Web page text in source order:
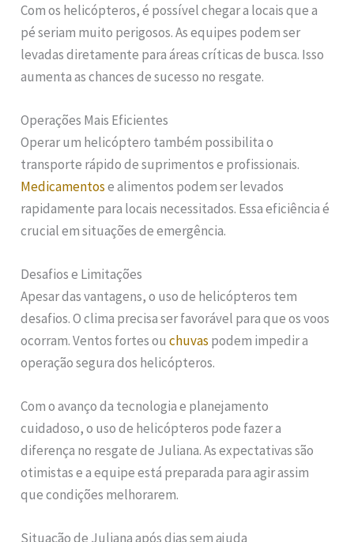
Com os helicópteros, é possível chegar a locais que a
pé seriam muito perigosos. As equipes podem ser
levadas diretamente para áreas críticas de busca. Isso
aumenta as chances de sucesso no resgate.
Operações Mais Eficientes
Operar um helicóptero também possibilita o
transporte rápido de suprimentos e profissionais.
Medicamentose alimentos podem ser levados
rapidamente para locais necessitados. Essa eficiência é
crucial em situações de emergência.
Desafios e Limitações
Apesar das vantagens, o uso de helicópteros tem
desafios. O clima precisa ser favorável para que os voos
ocorram. Ventos fortes ouchuvas podem impedir a
operação segura dos helicópteros.
Com o avanço da tecnologia e planejamento
cuidadoso, o uso de helicópteros pode fazer a
diferença no resgate de Juliana. As expectativas são
otimistas e a equipe está preparada para agir assim
que condições melhorarem.
Situação de Juliana após dias sem ajuda